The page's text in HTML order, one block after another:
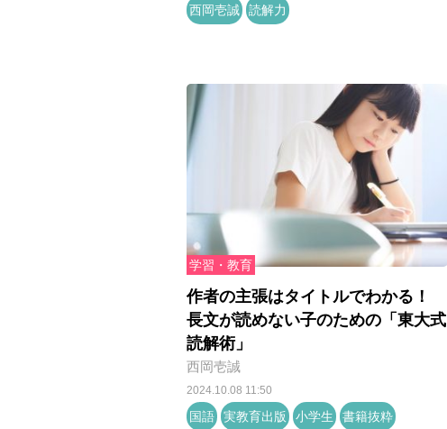
西岡壱誠 読解力
学習・教育
作者の主張はタイトルでわかる！
長文が読めない子のための「東大式
読解術」
西岡壱誠
2024.10.08 11:50
国語 実教育出版 小学生 書籍抜粋